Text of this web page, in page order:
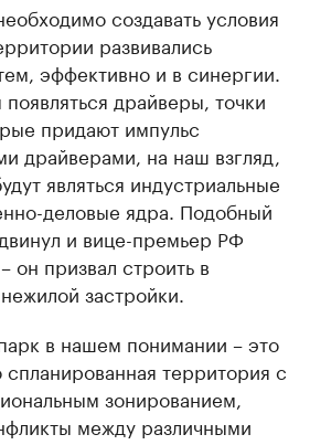
создавать условия
развивались
эффективно и в синергии.
драйверы, точки
придают импульс
драйверами, на наш взгляд,
являться индустриальные
деловые ядра. Подобный
и вице-премьер РФ
он призвал строить в
застройки.
в нашем понимании – это
территория с
зонированием,
между различными